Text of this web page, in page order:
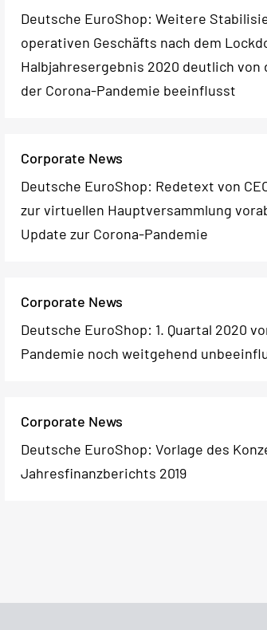
Deutsche EuroShop: Weitere
operativen Geschäfts nach dem
Halbjahresergebnis 2020 deutlich von
der Corona-Pandemie beeinflusst
Corporate News
Deutsche EuroShop: Redetext von
zur virtuellen Hauptversammlung
Update zur Corona-Pandemie
Corporate News
Deutsche EuroShop: 1. Quartal 2020
Pandemie noch weitgehend
Corporate News
Deutsche EuroShop: Vorlage des
Jahresfinanzberichts 2019